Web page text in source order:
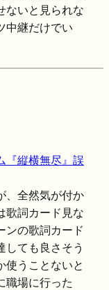
ないと見られな
中継だけでい
『縦横無尽』誤
、全然気が付か
歌詞カード見な
ンの歌詞カード
しても良さそう
使うことないと
職場に行った